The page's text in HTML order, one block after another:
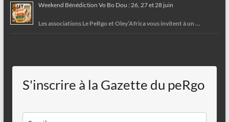
Weekend Bénédiction Vo Bo Dou : 26, 27 et 28 juin
Les associations Le PeRgo et Oley’Africa vous invitent à un …
S'inscrire à la Gazette du peRgo